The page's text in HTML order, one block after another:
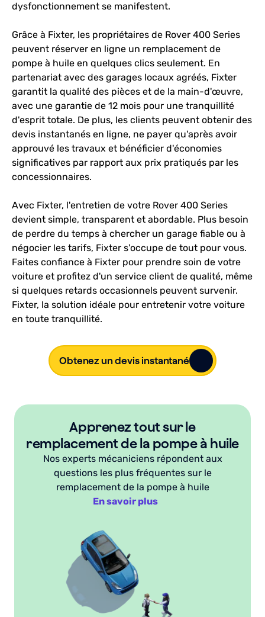
dysfonctionnement se manifestent.
Grâce à Fixter, les propriétaires de Rover 400 Series
peuvent réserver en ligne un remplacement de
pompe à huile en quelques clics seulement. En
partenariat avec des garages locaux agréés, Fixter
garantit la qualité des pièces et de la main-d'œuvre,
avec une garantie de 12 mois pour une tranquillité
d'esprit totale. De plus, les clients peuvent obtenir des
devis instantanés en ligne, ne payer qu'après avoir
approuvé les travaux et bénéficier d'économies
significatives par rapport aux prix pratiqués par les
concessionnaires.
Avec Fixter, l'entretien de votre Rover 400 Series
devient simple, transparent et abordable. Plus besoin
de perdre du temps à chercher un garage fiable ou à
négocier les tarifs, Fixter s'occupe de tout pour vous.
Faites confiance à Fixter pour prendre soin de votre
voiture et profitez d'un service client de qualité, même
si quelques retards occasionnels peuvent survenir.
Fixter, la solution idéale pour entretenir votre voiture
en toute tranquillité.
Obtenez un devis instantané
Apprenez tout sur le
remplacement de la pompe à huile
Nos experts mécaniciens répondent aux
questions les plus fréquentes sur le
remplacement de la pompe à huile
En savoir plus